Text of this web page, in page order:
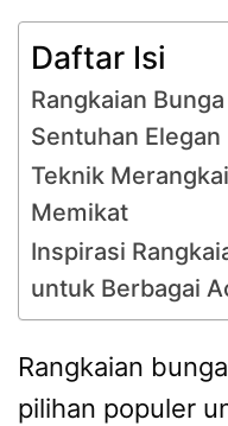
Daftar Isi
Rangkaian
Sentuhan Elegan
Teknik
Memikat
Inspirasi
untuk Berbagai
Rangkaian
pilihan populer